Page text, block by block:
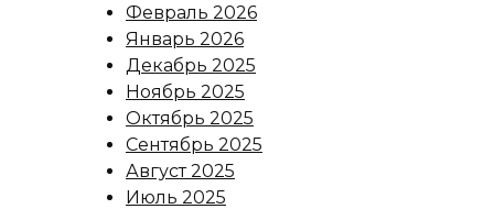
Февраль 2026
Январь 2026
Декабрь 2025
Ноябрь 2025
Октябрь 2025
Сентябрь 2025
Август 2025
Июль 2025